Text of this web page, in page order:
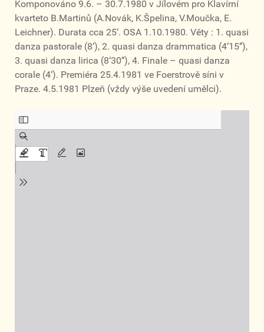
Komponováno 9.6. – 30.7.1980 v Jílovém pro Klavírní
kvarteto B.Martinů (A.Novák, K.Špelina, V.Moučka, E.
Leichner). Durata cca 25‘. OSA 1.10.1980. Věty : 1. quasi
danza pastorale (8‘), 2. quasi danza drammatica (4‘15‘‘),
3. quasi danza lirica (8‘30‘‘), 4. Finale – quasi danza
corale (4‘). Premiéra 25.4.1981 ve Foerstrově síni v
Praze. 4.5.1981 Plzeň (vždy výše uvedení umělci).